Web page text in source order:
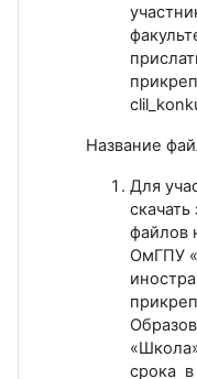
Название
Для
файлов
ОмГПУ
срока